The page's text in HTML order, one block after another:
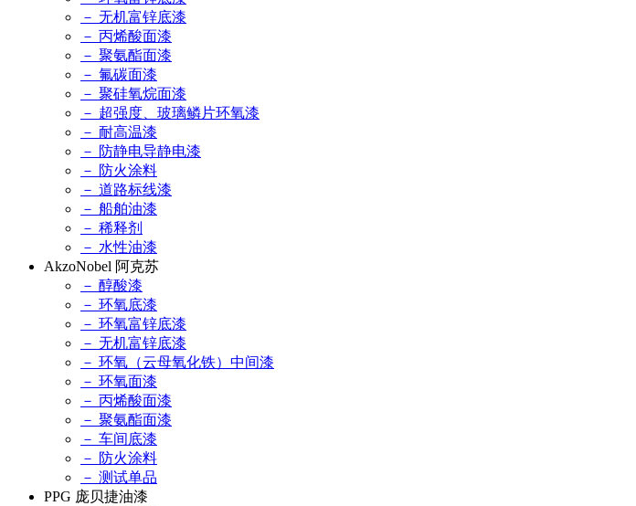
－ 无机富锌底漆
－ 丙烯酸面漆
－ 聚氨酯面漆
－ 氟碳面漆
－ 聚硅氧烷面漆
－ 超强度、玻璃鳞片环氧漆
－ 耐高温漆
－ 防静电导静电漆
－ 防火涂料
－ 道路标线漆
－ 船舶油漆
－ 稀释剂
－ 水性油漆
AkzoNobel 阿克苏
－ 醇酸漆
－ 环氧底漆
－ 环氧富锌底漆
－ 无机富锌底漆
－ 环氧（云母氧化铁）中间漆
－ 环氧面漆
－ 丙烯酸面漆
－ 聚氨酯面漆
－ 车间底漆
－ 防火涂料
－ 测试单品
PPG 庞贝捷油漆